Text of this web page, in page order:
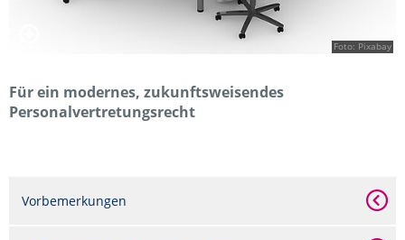
Foto: Pixabay
Für ein modernes, zukunftsweisendes
Personalvertretungsrecht
Vorbemerkungen